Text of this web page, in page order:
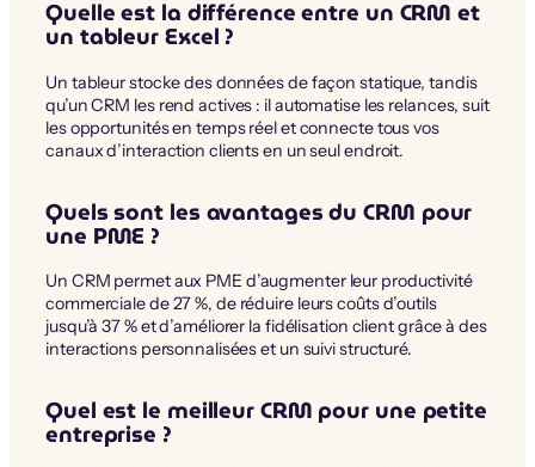
Quelle est la différence entre un CRM et
un tableur Excel ?
Un tableur stocke des données de façon statique, tandis
qu’un CRM les rend actives : il automatise les relances, suit
les opportunités en temps réel et connecte tous vos
canaux d’interaction clients en un seul endroit.
Quels sont les avantages du CRM pour
une PME ?
Un CRM permet aux PME d’augmenter leur productivité
commerciale de 27 %, de réduire leurs coûts d’outils
jusqu’à 37 % et d’améliorer la fidélisation client grâce à des
interactions personnalisées et un suivi structuré.
Quel est le meilleur CRM pour une petite
entreprise ?